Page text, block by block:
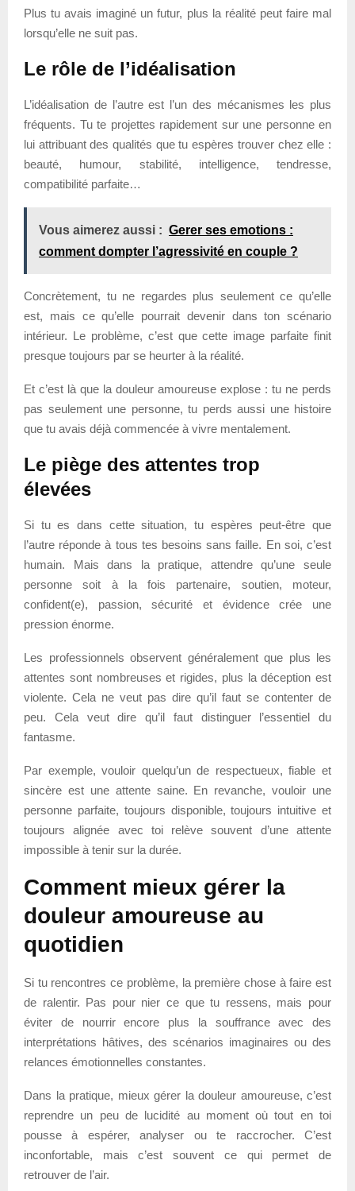
Plus tu avais imaginé un futur, plus la réalité peut faire mal
lorsqu’elle ne suit pas.
Le rôle de l’idéalisation
L’idéalisation de l’autre est l’un des mécanismes les plus
fréquents. Tu te projettes rapidement sur une personne en
lui attribuant des qualités que tu espères trouver chez elle :
beauté, humour, stabilité, intelligence, tendresse,
compatibilité parfaite…
Vous aimerez aussi : Gerer ses emotions :
comment dompter l’agressivité en couple ?
Concrètement, tu ne regardes plus seulement ce qu’elle
est, mais ce qu’elle pourrait devenir dans ton scénario
intérieur. Le problème, c’est que cette image parfaite finit
presque toujours par se heurter à la réalité.
Et c’est là que la douleur amoureuse explose : tu ne perds
pas seulement une personne, tu perds aussi une histoire
que tu avais déjà commencée à vivre mentalement.
Le piège des attentes trop
élevées
Si tu es dans cette situation, tu espères peut-être que
l’autre réponde à tous tes besoins sans faille. En soi, c’est
humain. Mais dans la pratique, attendre qu’une seule
personne soit à la fois partenaire, soutien, moteur,
confident(e), passion, sécurité et évidence crée une
pression énorme.
Les professionnels observent généralement que plus les
attentes sont nombreuses et rigides, plus la déception est
violente. Cela ne veut pas dire qu’il faut se contenter de
peu. Cela veut dire qu’il faut distinguer l’essentiel du
fantasme.
Par exemple, vouloir quelqu’un de respectueux, fiable et
sincère est une attente saine. En revanche, vouloir une
personne parfaite, toujours disponible, toujours intuitive et
toujours alignée avec toi relève souvent d’une attente
impossible à tenir sur la durée.
Comment mieux gérer la
douleur amoureuse au
quotidien
Si tu rencontres ce problème, la première chose à faire est
de ralentir. Pas pour nier ce que tu ressens, mais pour
éviter de nourrir encore plus la souffrance avec des
interprétations hâtives, des scénarios imaginaires ou des
relances émotionnelles constantes.
Dans la pratique, mieux gérer la douleur amoureuse, c’est
reprendre un peu de lucidité au moment où tout en toi
pousse à espérer, analyser ou te raccrocher. C’est
inconfortable, mais c’est souvent ce qui permet de
retrouver de l’air.